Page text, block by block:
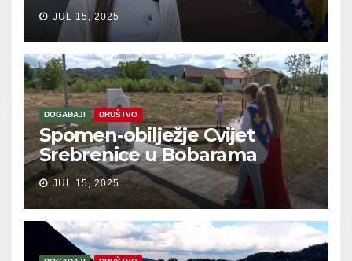
JUL 15, 2025
DOGAĐAJI DRUŠTVO
Spomen-obilježje Cvijet
Srebrenice u Bobarama
JUL 15, 2025